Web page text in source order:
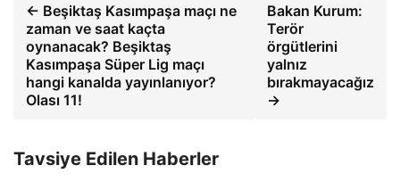
← Beşiktaş Kasımpaşa maçı ne
zaman ve saat kaçta
oynanacak? Beşiktaş
Kasımpaşa Süper Lig maçı
hangi kanalda yayınlanıyor?
Olası 11!
Bakan Kurum:
Terör
örgütlerini
yalnız
bırakmayacağız
→
Tavsiye Edilen Haberler